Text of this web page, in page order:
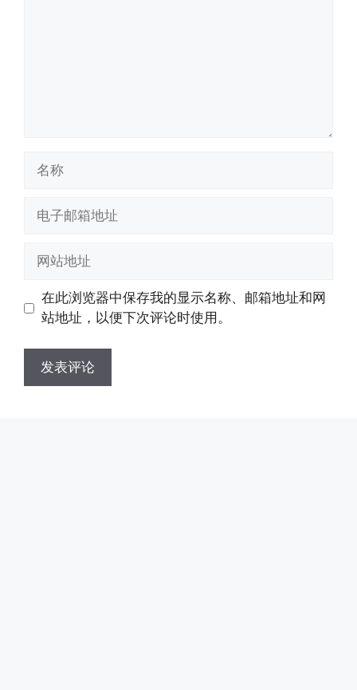
址
址
在此浏览器中保存我的显示名称、邮箱地址和网
站地址，以便下次评论时使用。